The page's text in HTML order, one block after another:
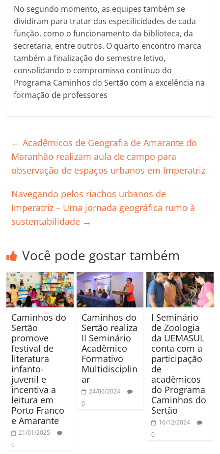
No segundo momento, as equipes também se
dividiram para tratar das especificidades de cada
função, como o funcionamento da biblioteca, da
secretaria, entre outros. O quarto encontro marca
também a finalização do semestre letivo,
consolidando o compromisso contínuo do
Programa Caminhos do Sertão com a excelência na
formação de professores
← Acadêmicos de Geografia de Amarante do
Maranhão realizam aula de campo para
observação de espaços urbanos em Imperatriz
Navegando pelos riachos urbanos de
Imperatriz – Uma jornada geográfica rumo à
sustentabilidade →
Você pode gostar também
Caminhos do
Sertão
promove
festival de
literatura
infanto-
juvenil e
incentiva a
leitura em
Porto Franco
e Amarante
21/01/2025
0
Caminhos do
Sertão realiza
II Seminário
Acadêmico
Formativo
Multidisciplin
ar
24/06/2024
0
I Seminário
de Zoologia
da UEMASUL
conta com a
participação
de
acadêmicos
do Programa
Caminhos do
Sertão
16/12/2024
0